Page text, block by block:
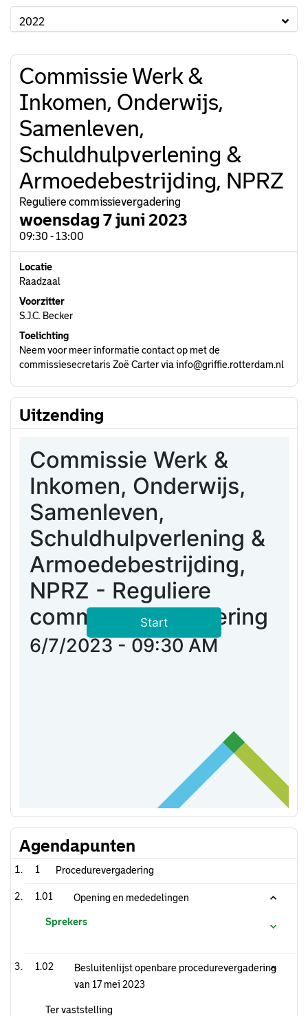
2022
Commissie Werk &
Inkomen, Onderwijs,
Samenleven,
Schuldhulpverlening &
Armoedebestrijding, NPRZ
Reguliere commissievergadering
woensdag 7 juni 2023
09:30 - 13:00
Locatie
Raadzaal
Voorzitter
S.J.C. Becker
Toelichting
Neem voor meer informatie contact op met de
commissiesecretaris Zoë Carter via info@griffie.rotterdam.nl
Uitzending
Agendapunten
1 Procedurevergadering
1.01 Opening en mededelingen
Sprekers
1.02
Besluitenlijst openbare procedurevergadering
van 17 mei 2023
Ter vaststelling